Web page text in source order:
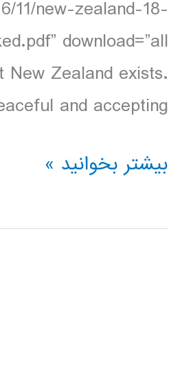
11/new-zealand-18-
Zealand exists.
and accepting […]
دانلود
Lonely
بیشتر بخوانید »